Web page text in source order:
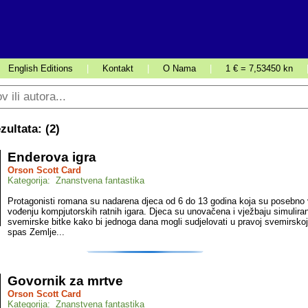
English Editions Kontakt O Nama 1 € = 7,53450 kn
(2)
Enderova igra
Orson Scott Card
Kategorija: Znanstvena fantastika
Protagonisti romana su nadarena djeca od 6 do 13 godina koja su posebno
vođenju kompjutorskih ratnih igara. Djeca su unovačena i vježbaju
svemirske bitke kako bi jednoga dana mogli sudjelovati u pravoj
spas Zemlje...
Govornik za mrtve
Orson Scott Card
Kategorija: Znanstvena fantastika